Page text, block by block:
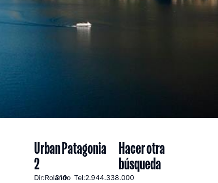
Urban Patagonia
2
Dir:Rolando
310
Tel:2.944.338.000
Hacer otra
búsqueda